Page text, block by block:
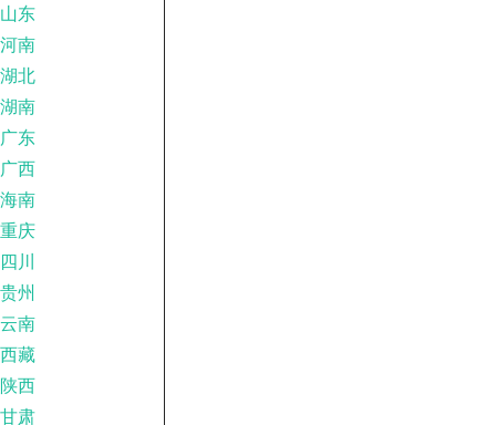
山东
河南
湖北
湖南
广东
广西
海南
重庆
四川
贵州
云南
西藏
陕西
甘肃